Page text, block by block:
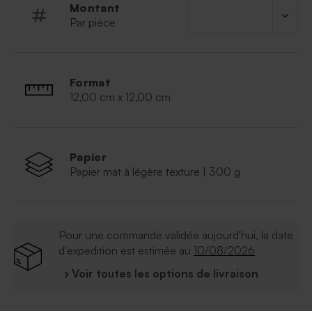
Montant
Par pièce
Format
12,00 cm x 12,00 cm
Papier
Papier mat à légère texture | 300 g
Pour une commande validée aujourd'hui, la date
d'expédition est estimée au 10/08/2026
› Voir toutes les options de livraison